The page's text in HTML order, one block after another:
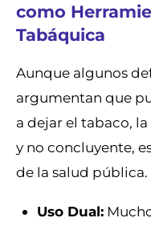
como
Tabáquica
Aunque algunos
argumentan que
a dejar el tabaco,
y no concluyente,
de la salud pública.
Uso Dual: